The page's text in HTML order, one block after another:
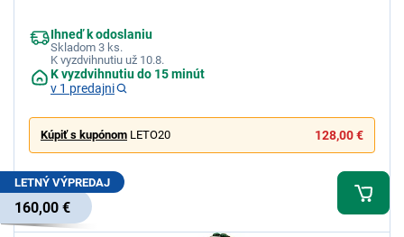
Ihneď k odoslaniu
Skladom 3 ks.
K vyzdvihnutiu už 10.8.
K vyzdvihnutiu do 15 minút
v 1 predajni
Kúpiť s kupónom LETO20 128,00 €
LETNÝ VÝPREDAJ
160,00 €